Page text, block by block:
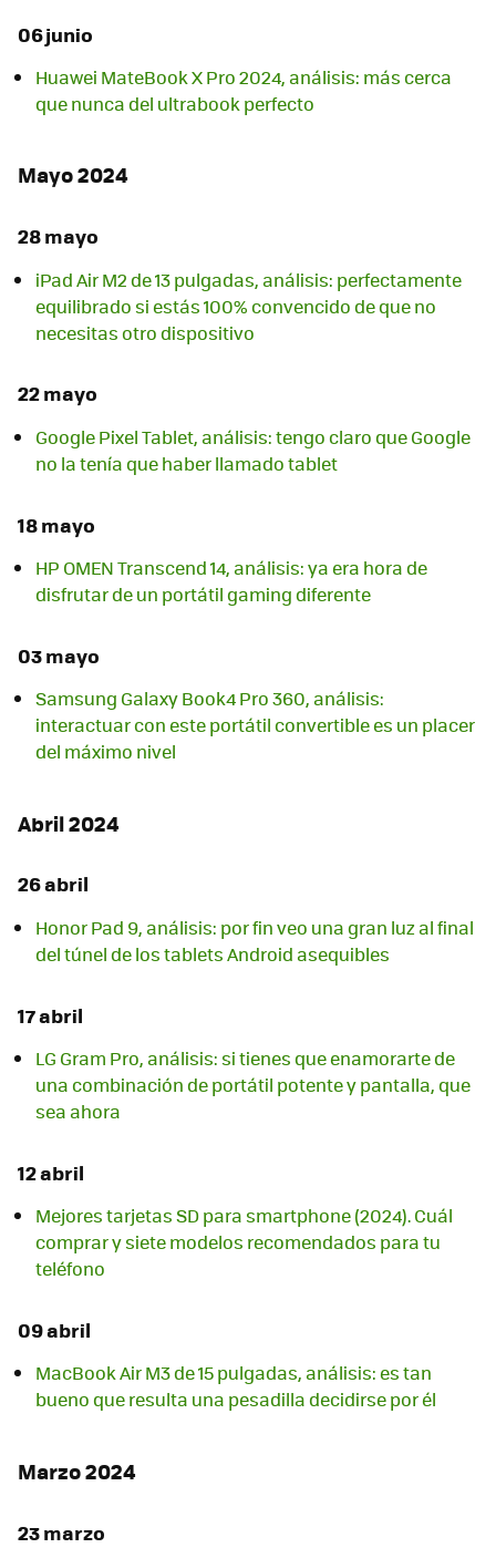
06 junio
Huawei MateBook X Pro 2024, análisis: más cerca
que nunca del ultrabook perfecto
Mayo 2024
28 mayo
iPad Air M2 de 13 pulgadas, análisis: perfectamente
equilibrado si estás 100% convencido de que no
necesitas otro dispositivo
22 mayo
Google Pixel Tablet, análisis: tengo claro que Google
no la tenía que haber llamado tablet
18 mayo
HP OMEN Transcend 14, análisis: ya era hora de
disfrutar de un portátil gaming diferente
03 mayo
Samsung Galaxy Book4 Pro 360, análisis:
interactuar con este portátil convertible es un placer
del máximo nivel
Abril 2024
26 abril
Honor Pad 9, análisis: por fin veo una gran luz al final
del túnel de los tablets Android asequibles
17 abril
LG Gram Pro, análisis: si tienes que enamorarte de
una combinación de portátil potente y pantalla, que
sea ahora
12 abril
Mejores tarjetas SD para smartphone (2024). Cuál
comprar y siete modelos recomendados para tu
teléfono
09 abril
MacBook Air M3 de 15 pulgadas, análisis: es tan
bueno que resulta una pesadilla decidirse por él
Marzo 2024
23 marzo